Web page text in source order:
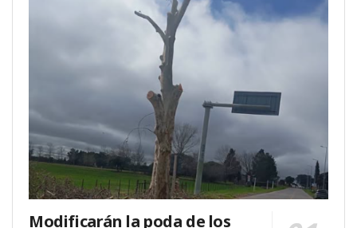
Modificarán la poda de los